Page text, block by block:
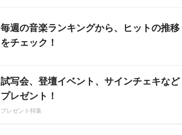
毎週の音楽ランキングから、ヒットの推移
をチェック！
試写会、登壇イベント、サインチェキなど
プレゼント！
プレゼント特集